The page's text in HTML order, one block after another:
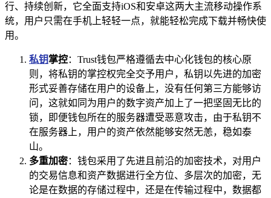
行、持续创新，它全面支持iOS和安卓这两大主流移动操作系
统，用户只需在手机上轻轻一点，就能轻松完成下载并畅快使
用。
私钥掌控：Trust钱包严格遵循去中心化钱包的核心原
则，将私钥的掌控权完全交予用户，私钥以先进的加密
形式妥善存储在用户的设备上，没有任何第三方能够访
问，这就如同为用户的数字资产加上了一把坚固无比的
锁，即便钱包所在的服务器遭受恶意攻击，由于私钥不
在服务器上，用户的资产依然能够安然无恙，稳如泰
山。
多重加密：钱包采用了先进且前沿的加密技术，对用户
的交易信息和资产数据进行全方位、多层次的加密，无
论是在数据的存储过程中，还是在传输过程中，数据都